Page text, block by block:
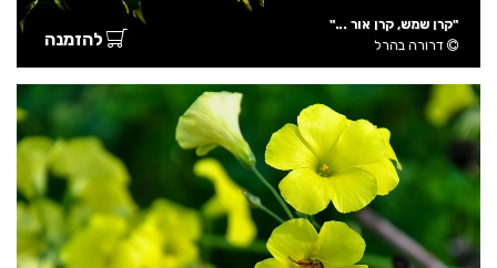
"קרן שמש, קרן אור ..."
דרורה בהרל
להזמנה